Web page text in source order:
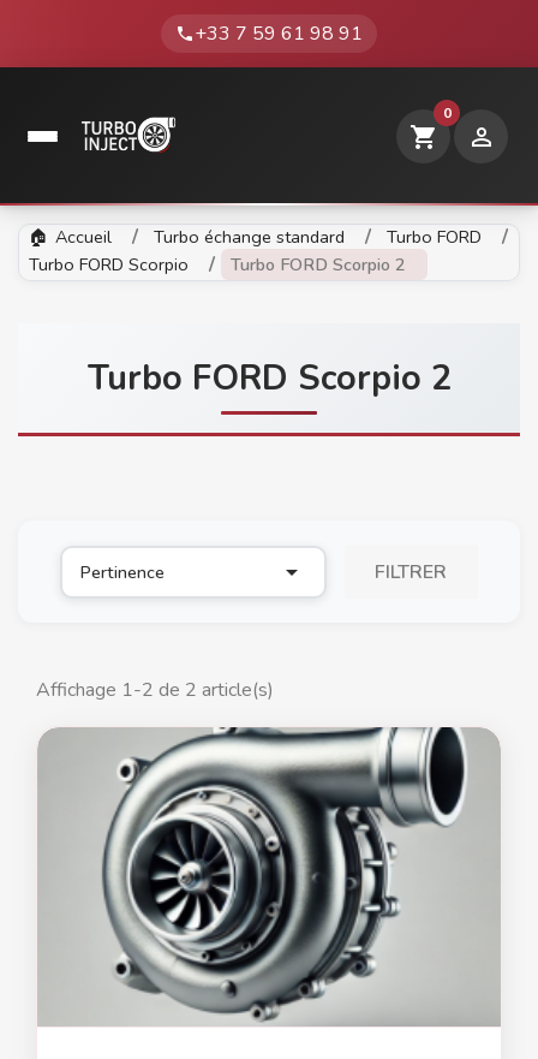
phone+33 7 59 61 98 91
shopping_cart
0

Accueil Turbo échange standard
Turbo FORD
Turbo FORD Scorpio
Turbo FORD Scorpio 2
Turbo FORD Scorpio 2
Pertinence  FILTRER
Affichage 1-2 de 2 article(s)